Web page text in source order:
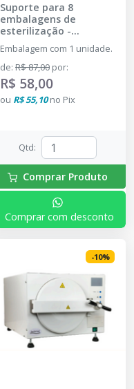
Suporte para 8
embalagens de
esterilização -
CRISTÓFOLI
Embalagem com 1 unidade.
de: R$ 87,00 por:
R$ 58,00
ou R$ 55,10no Pix
Qtd:
Comprar Produto
Comprar com desconto
-10%